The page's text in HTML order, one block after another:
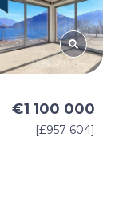
€1 100 000
[£957 604]